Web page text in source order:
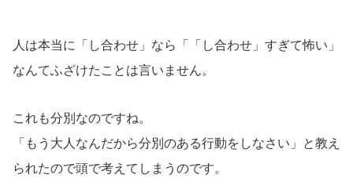
人は本当に「し合わせ」なら「「し合わせ」すぎて怖い」
なんてふざけたことは言いません。
これも分別なのですね。
「もう大人なんだから分別のある行動をしなさい」と教え
られたので頭で考えてしまうのです。